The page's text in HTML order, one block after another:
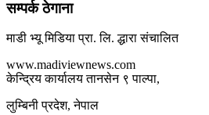
सम्पर्क ठेगाना
माडी भ्यू मिडिया प्रा. लि. द्धारा संचालित
www.madiviewnews.com
केन्द्रिय कार्यालय तानसेन ९ पाल्पा,
लुम्बिनी प्रदेश, नेपाल